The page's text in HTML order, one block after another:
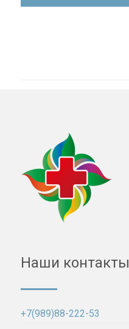
Наши контакты
+7(989)88-222-53